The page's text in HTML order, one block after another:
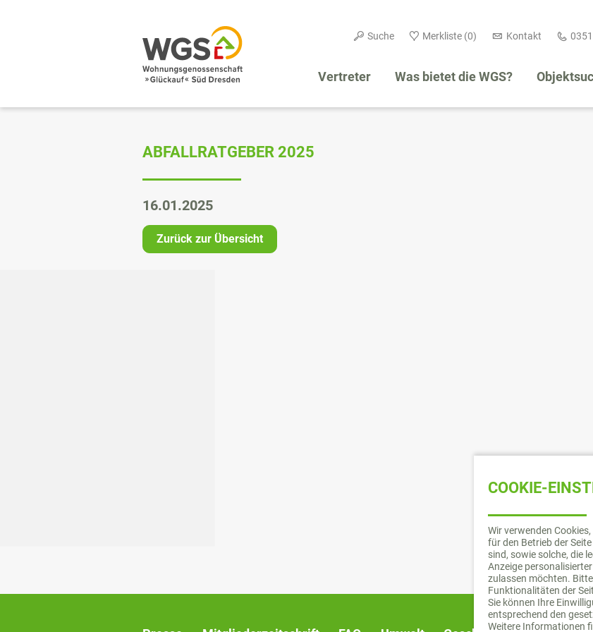
Navigation
Suche Merkliste (0) Kontakt
Navigation
Vertreter Was bietet die WGS?
ABFALLRATGEBER 2025
16.01.2025
Zurück zur Übersicht
COOKIE-
Wir verwenden
für den Betrieb der
sind, sowie solche, die
Anzeige
zulassen möchten.
Funktionalitäten der
Sie können Ihre
entsprechend den
Weitere Informationen